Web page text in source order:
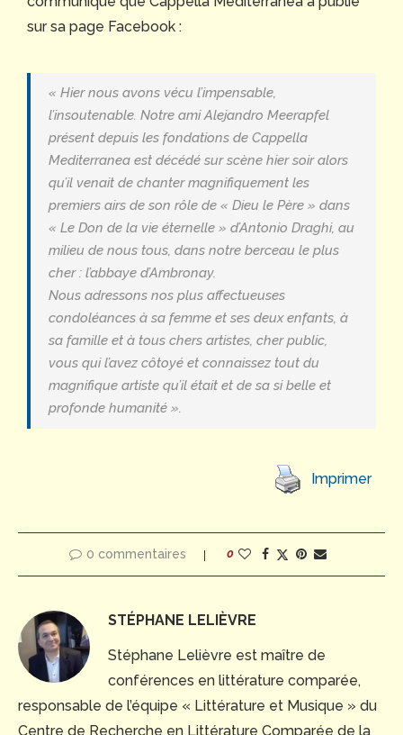
sur sa page Facebook :
« Hier nous avons vécu l’impensable,
l’insoutenable. Notre ami Alejandro Meerapfel
présent depuis les fondations de Cappella
Mediterranea est décédé sur scène hier soir alors
qu’il venait de chanter magnifiquement les
premiers airs de son rôle de « Dieu le Père » dans
« Le Don de la vie éternelle » d’Antonio Draghi, au
milieu de nous tous, dans notre berceau le plus
cher : l’abbaye d’Ambronay.
Nous adressons nos plus affectueuses
condoléances à sa femme et ses deux enfants, à
sa famille et à tous chers artistes, cher public,
vous qui l’avez côtoyé et connaissez tout du
magnifique artiste qu’il était et de sa si belle et
profonde humanité ».
Imprimer
0 commentaires 0
STÉPHANE LELIÈVRE
Stéphane Lelièvre est maître de
conférences en littérature comparée,
responsable de l’équipe « Littérature et Musique » du
Centre de Recherche en Littérature Comparée de la